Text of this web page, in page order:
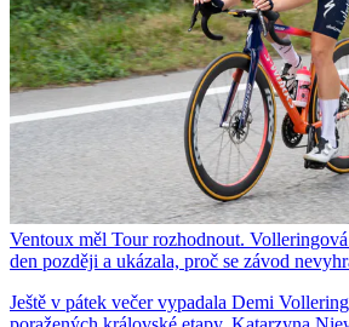
Ventoux měl Tour rozhodnout.
den později a ukázala, proč se závod
Ještě v pátek večer vypadala Demi